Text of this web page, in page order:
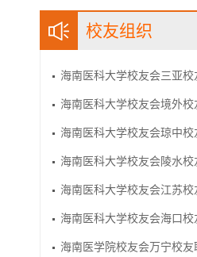
校友组织
海南医科大学校友会三亚校
海南医科大学校友会境外校
海南医科大学校友会琼中校
海南医科大学校友会陵水校
海南医科大学校友会江苏校
海南医科大学校友会海口校
海南医学院校友会万宁校友